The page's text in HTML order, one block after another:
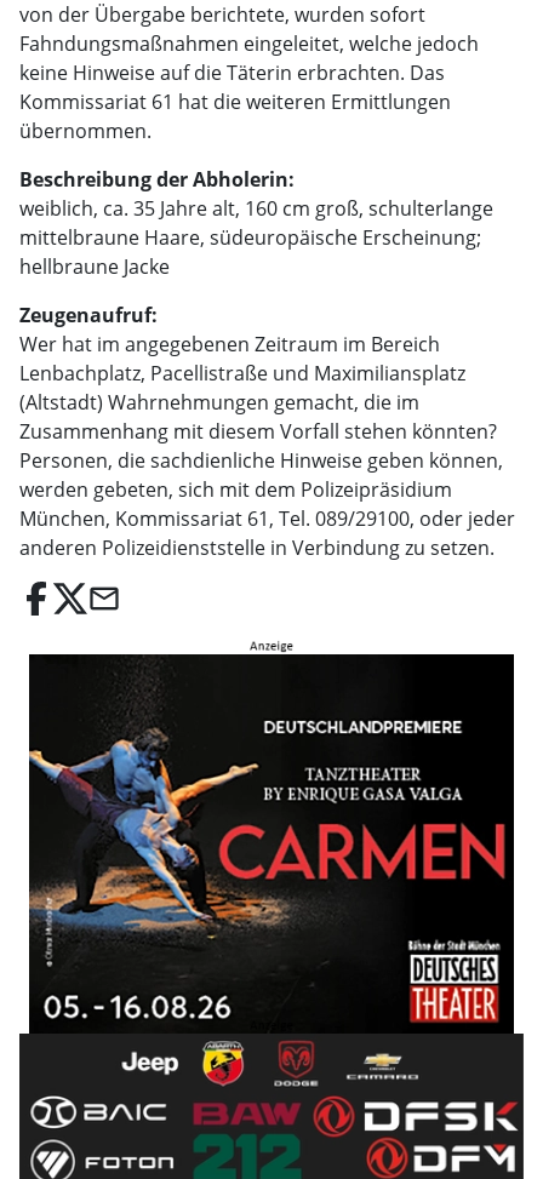
von der Übergabe berichtete, wurden sofort
Fahndungsmaßnahmen eingeleitet, welche jedoch
keine Hinweise auf die Täterin erbrachten. Das
Kommissariat 61 hat die weiteren Ermittlungen
übernommen.
Beschreibung der Abholerin:
weiblich, ca. 35 Jahre alt, 160 cm groß, schulterlange
mittelbraune Haare, südeuropäische Erscheinung;
hellbraune Jacke
Zeugenaufruf:
Wer hat im angegebenen Zeitraum im Bereich
Lenbachplatz, Pacellistraße und Maximiliansplatz
(Altstadt) Wahrnehmungen gemacht, die im
Zusammenhang mit diesem Vorfall stehen könnten?
Personen, die sachdienliche Hinweise geben können,
werden gebeten, sich mit dem Polizeipräsidium
München, Kommissariat 61, Tel. 089/29100, oder jeder
anderen Polizeidienststelle in Verbindung zu setzen.
email